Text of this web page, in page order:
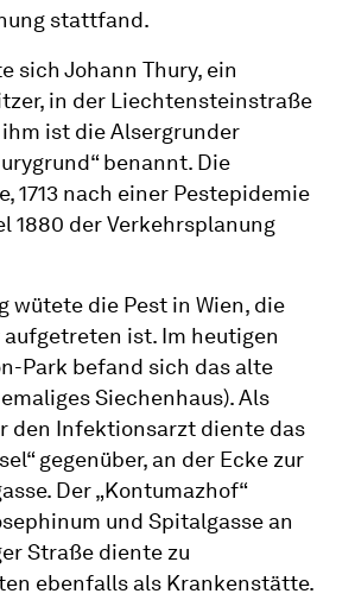
stattfand.
sich Johann Thury, ein
in der Liechtensteinstraße
ihm ist die Alsergrunder
benannt. Die
1713 nach einer Pestepidemie
1880 der Verkehrsplanung
wütete die Pest in Wien, die
aufgetreten ist. Im heutigen
Park befand sich das alte
Siechenhaus). Als
den Infektionsarzt diente das
gegenüber, an der Ecke zur
Der „Kontumazhof“
und Spitalgasse an
Straße diente zu
ebenfalls als Krankenstätte.